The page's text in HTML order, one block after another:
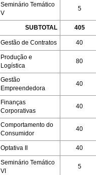
Seminário Temático
V
5
SUBTOTAL 405
Gestão de Contratos 40
Produção e
Logística
80
Gestão
Empreendedora
40
Finanças
Corporativas
40
Comportamento do
Consumidor
40
Optativa II 40
Seminário Temático
VI
5